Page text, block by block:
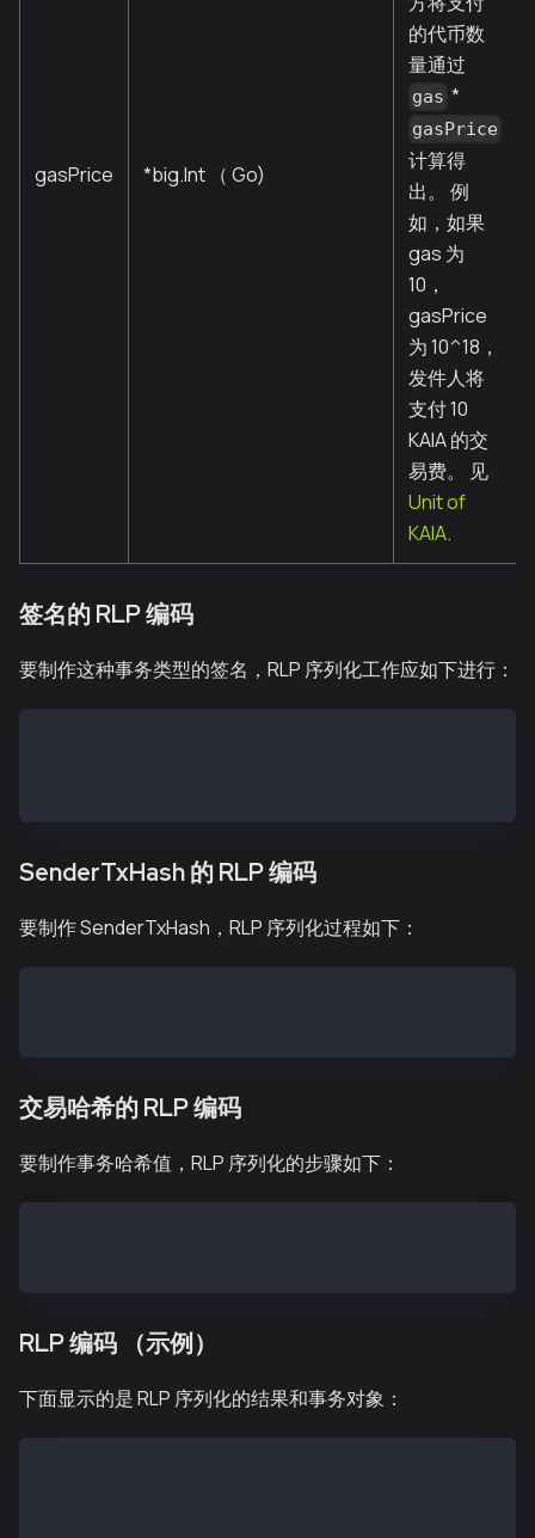
gasPrice *big.Int （ Go)
的代币数
量通过
gas *
gasPrice
计算得
出。 例
如，如果
gas 为
10，
gasPrice
为 10^18，
发件人将
支付 10
KAIA 的交
易费。 见
Unit of
KAIA.
签名的 RLP 编码
要制作这种事务类型的签名，RLP 序列化工作应如下进行：
SenderTxHash 的 RLP 编码
要制作 SenderTxHash，RLP 序列化过程如下：
交易哈希的 RLP 编码
要制作事务哈希值，RLP 序列化的步骤如下：
RLP 编码 （示例）
下面显示的是 RLP 序列化的结果和事务对象：